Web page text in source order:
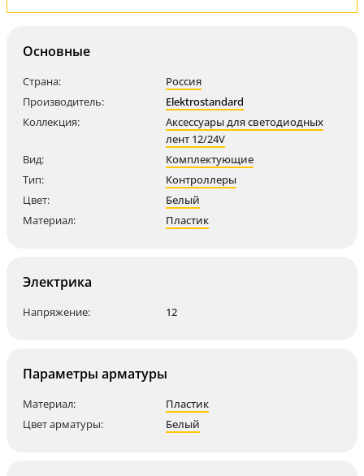
Основные
Страна:
Россия
Производитель:
Elektrostandard
Коллекция:
Аксессуары для светодиодных
лент 12/24V
Вид:
Комплектующие
Тип:
Контроллеры
Цвет:
Белый
Материал:
Пластик
Электрика
Напряжение: 12
Параметры арматуры
Материал:
Пластик
Цвет арматуры:
Белый